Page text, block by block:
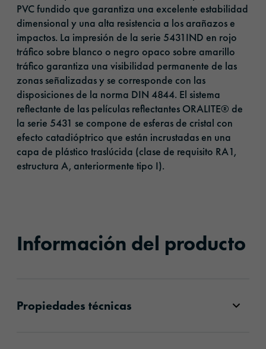
PVC fundido que garantiza una excelente estabilidad
dimensional y una alta resistencia a los arañazos e
impactos. La impresión de la serie 5431IND en rojo
tráfico sobre blanco o negro opaco sobre amarillo
tráfico garantiza una visibilidad permanente de las
zonas señalizadas y se corresponde con las
disposiciones de la norma DIN 4844. El sistema
reflectante de las películas reflectantes ORALITE® de
la serie 5431 se compone de esferas de cristal con
efecto catadióptrico que están incrustadas en una
capa de plástico traslúcida (clase de requisito RA1,
estructura A, anteriormente tipo I).
Información del producto
Propiedades técnicas